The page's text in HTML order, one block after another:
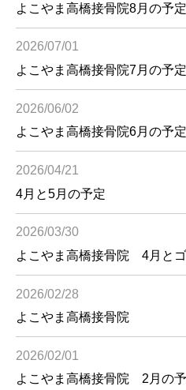
よこやま高橋接骨院8月の予定
2026/07/01
よこやま高橋接骨院7月の予定
2026/06/02
よこやま高橋接骨院6月の予定
2026/04/21
4月と5月の予定
2026/03/30
よこやま高橋接骨院 4月と
2026/02/28
よこやま高橋接骨院
2026/02/01
よこやま高橋接骨院 2月の